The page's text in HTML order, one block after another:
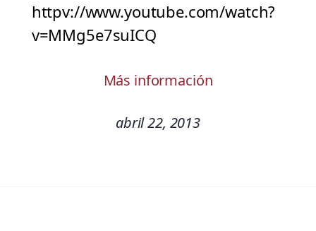
httpv://www.youtube.com/watch?
v=MMg5e7suICQ
Más información
abril 22, 2013